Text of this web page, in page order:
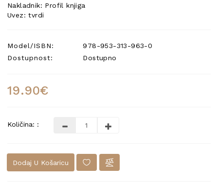
Nakladnik: Profil knjiga
Uvez: tvrdi
Model/ISBN:
978-953-313-963-0
Dostupnost:
Dostupno
19.90€
Količina: :
Dodaj U Košaricu